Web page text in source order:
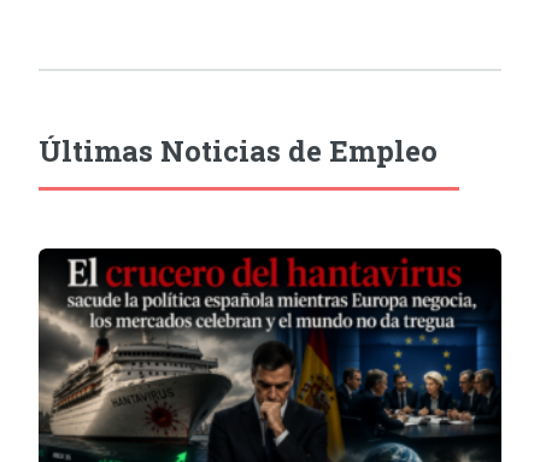
Últimas Noticias de Empleo